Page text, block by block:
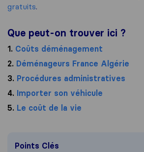
gratuits.
Que peut-on trouver ici ?
1. Coûts déménagement
2. Déménageurs France Algérie
3. Procédures administratives
4. Importer son véhicule
5. Le coût de la vie
Points Clés